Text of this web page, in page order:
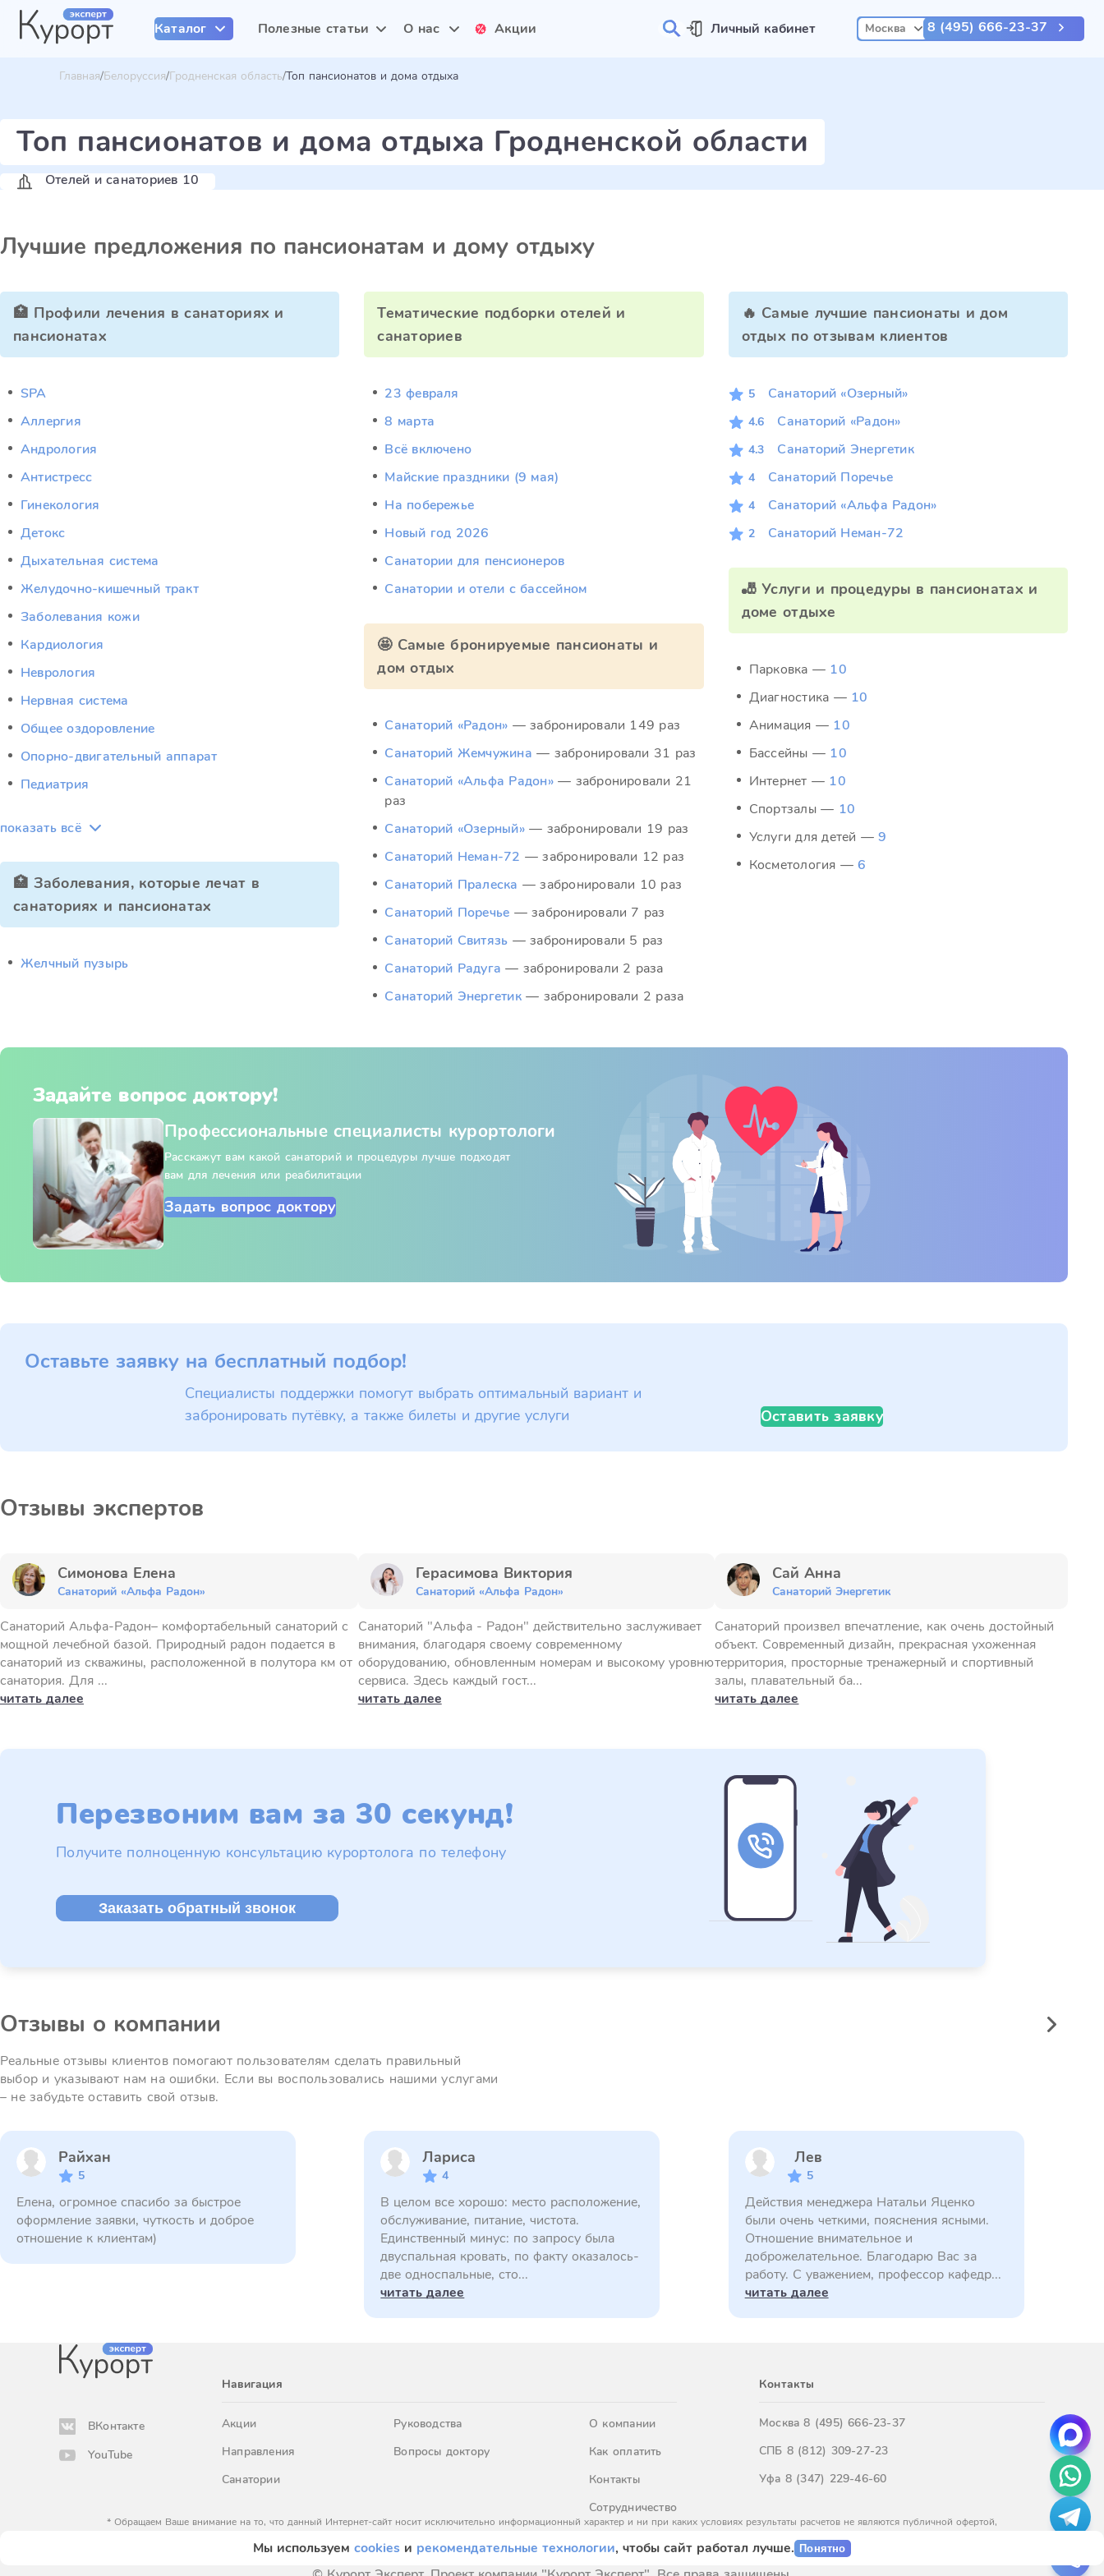
Мы используемcookies и рекомендательные технологии, чтобы сайт работал лучше. Понятно
Каталог Полезные статьи О нас Акции Личный кабинет Москва 8 (495) 666-23-37
Главная Белоруссия Гродненская область Топ пансионатов и дома отдыха
Топ пансионатов и дома отдыха Гродненской области
Отелей и санаториев 10
Лучшие предложения по пансионатам и дому отдыху
🏥 Профили лечения в санаториях и
пансионатах
SPA
Аллергия
Андрология
Антистресс
Гинекология
Детокс
Дыхательная система
Желудочно-кишечный тракт
Заболевания кожи
Кардиология
Неврология
Нервная система
Общее оздоровление
Опорно-двигательный аппарат
Педиатрия
показать всё
🏥 Заболевания, которые лечат в
санаториях и пансионатах
Желчный пузырь
Тематические подборки отелей и
санаториев
23 февраля
8 марта
Всё включено
Майские праздники (9 мая)
На побережье
Новый год 2026
Санатории для пенсионеров
Санатории и отели с бассейном
🤩 Самые бронируемые пансионаты и
дом отдых
Санаторий «Радон» — забронировали 149 раз
Санаторий Жемчужина — забронировали 31 раз
Санаторий «Альфа Радон» — забронировали 21
раз
Санаторий «Озерный» — забронировали 19 раз
Санаторий Неман-72 — забронировали 12 раз
Санаторий Пралеска — забронировали 10 раз
Санаторий Поречье — забронировали 7 раз
Санаторий Свитязь — забронировали 5 раз
Санаторий Радуга — забронировали 2 раза
Санаторий Энергетик — забронировали 2 раза
🔥 Самые лучшие пансионаты и дом
отдых по отзывам клиентов
5 Санаторий «Озерный»
4.6 Санаторий «Радон»
4.3 Санаторий Энергетик
4 Санаторий Поречье
4 Санаторий «Альфа Радон»
2 Санаторий Неман-72
🎳 Услуги и процедуры в пансионатах и
доме отдыхе
Парковка — 10
Диагностика — 10
Анимация — 10
Бассейны — 10
Интернет — 10
Спортзалы — 10
Услуги для детей —9
Косметология —6
Задайте вопрос доктору!
Профессиональные специалисты курортологи
Расскажут вам какой санаторий и процедуры лучше подходят
вам для лечения или реабилитации
Задать вопрос доктору
Оставьте заявку на бесплатный подбор!
Специалисты поддержки помогут выбрать оптимальный вариант и
забронировать путёвку, а также билеты и другие услуги
Оставить заявку
Отзывы экспертов
Симонова Елена
Санаторий «Альфа Радон»
Санаторий Альфа-Радон– комфортабельный санаторий с
мощной лечебной базой. Природный радон подается в
санаторий из скважины, расположенной в полутора км от
санатория. Для ...
читать далее
Герасимова Виктория
Санаторий «Альфа Радон»
Санаторий "Альфа - Радон" действительно заслуживает
внимания, благодаря своему современному
оборудованию, обновленным номерам и высокому уровню
сервиса. Здесь каждый гост...
читать далее
Сай Анна
Санаторий Энергетик
Санаторий произвел впечатление, как очень достойный
объект. Современный дизайн, прекрасная ухоженная
территория, просторные тренажерный и спортивный
залы, плавательный ба...
читать далее
Перезвоним вам за 30 секунд!
Получите полноценную консультацию курортолога по телефону
Заказать обратный звонок
Отзывы о компании
Реальные отзывы клиентов помогают пользователям сделать правильный
выбор и указывают нам на ошибки. Если вы воспользовались нашими услугами
– не забудьте оставить свой отзыв.
Райхан
5
Елена, огромное спасибо за быстрое
оформление заявки, чуткость и доброе
отношение к клиентам)
Лариса
4
В целом все хорошо: место расположение,
обслуживание, питание, чистота.
Единственный минус: по запросу была
двуспальная кровать, по факту оказалось-
две односпальные, сто...
читать далее
Лев
5
Действия менеджера Натальи Яценко
были очень четкими, пояснения ясными.
Отношение внимательное и
доброжелательное. Благодарю Вас за
работу. С уважением, профессор кафедр...
читать далее
ВКонтакте
YouTube
Навигация
Акции
Направления
Санатории
Руководства
Вопросы доктору
О компании
Как оплатить
Контакты
Сотрудничество
Контакты
Москва8 (495) 666-23-37
СПБ 8 (812) 309-27-23
Уфа 8 (347) 229-46-60
* Обращаем Ваше внимание на то, что данный Интернет-сайт носит исключительно информационный характер и ни при каких условиях результаты расчетов не являются публичной офертой,